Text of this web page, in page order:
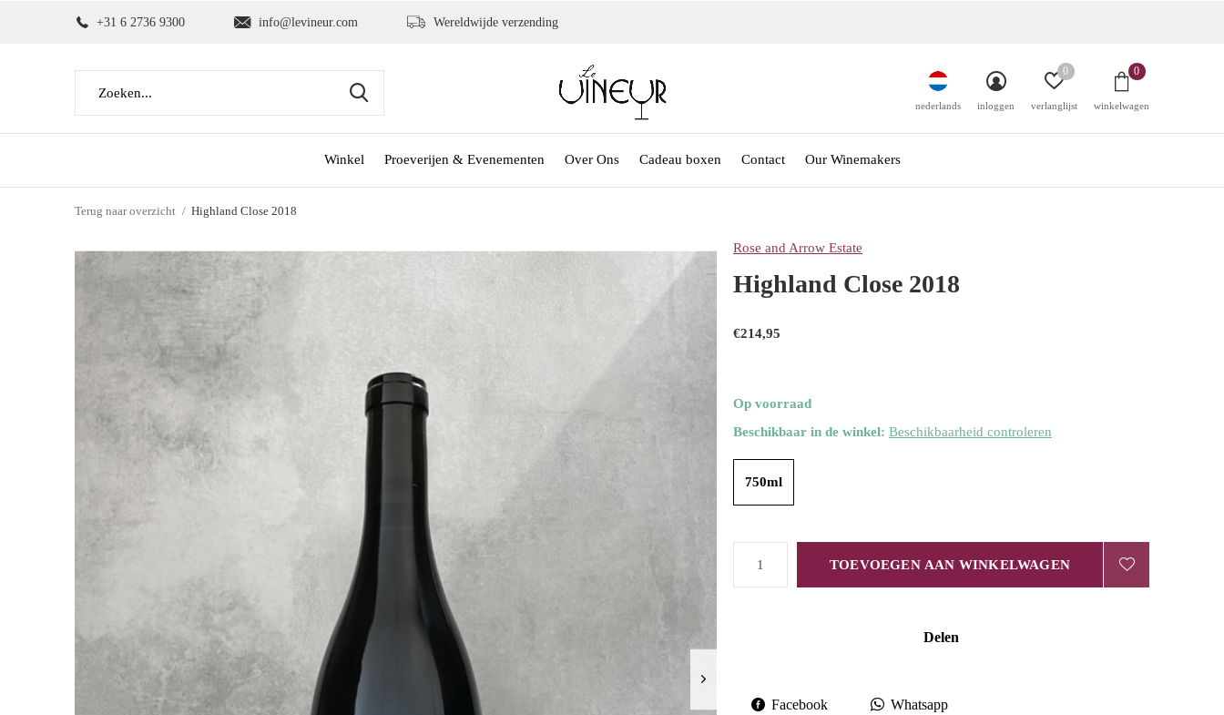
Winkel Proeverijen & Evenementen Over Ons Cadeau boxen Contact Our Winemakers
nederlands inloggen verlanglijst
0
winkelwagen
0
+31 6 2736 9300 info@levineur.com Wereldwijde verzending
Terug naar overzicht Highland Close 2018
Rose and Arrow Estate
Highland Close 2018
€214,95
Op voorraad
Beschikbaar in de winkel: Beschikbaarheid controleren
750ml
TOEVOEGEN AAN WINKELWAGEN
Delen
Facebook Whatsapp